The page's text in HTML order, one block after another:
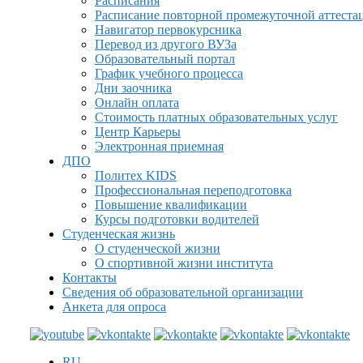
Расписание повторной промежуточной
Навигатор первокурсника
Перевод из другого ВУЗа
Образовательный портал
График учебного процесса
Дни заочника
Онлайн оплата
Стоимость платных образовательных услуг
Центр Карьеры
Электронная приемная
ДПО
Политех KIDS
Профессиональная переподготовка
Повышение квалификации
Курсы подготовки водителей
Студенческая жизнь
О студенческой жизни
О спортивной жизни института
Контакты
Сведения об образовательной организации
Анкета для опроса